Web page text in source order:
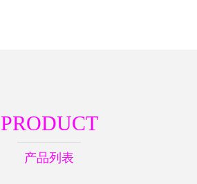
PRODUCT
产品列表